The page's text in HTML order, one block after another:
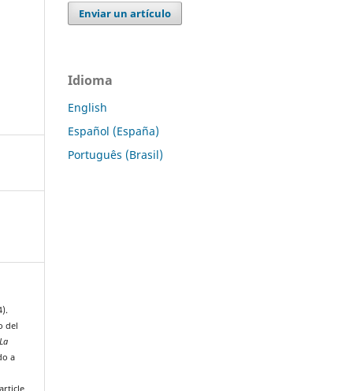
del
a
Enviar un artículo
Idioma
English
Español (España)
Português (Brasil)